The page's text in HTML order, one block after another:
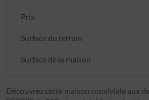
Prix
Surface du terrain
Surface de la maison
Découvrez cette maison conviviale aux